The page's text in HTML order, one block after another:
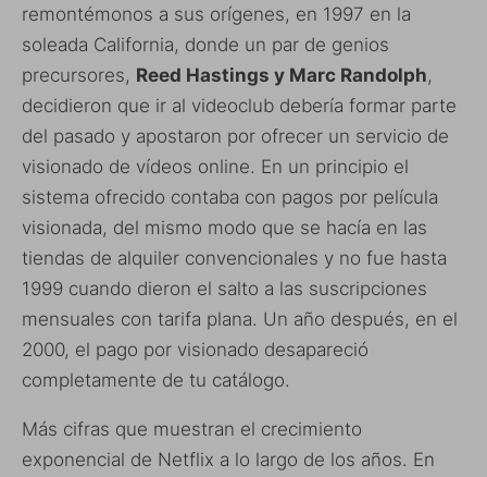
remontémonos a sus orígenes, en 1997 en la
soleada California, donde un par de genios
precursores, Reed Hastings y Marc Randolph,
decidieron que ir al videoclub debería formar parte
del pasado y apostaron por ofrecer un servicio de
visionado de vídeos online. En un principio el
sistema ofrecido contaba con pagos por película
visionada, del mismo modo que se hacía en las
tiendas de alquiler convencionales y no fue hasta
1999 cuando dieron el salto a las suscripciones
mensuales con tarifa plana. Un año después, en el
2000, el pago por visionado desapareció
completamente de tu catálogo.
Más cifras que muestran el crecimiento
exponencial de Netflix a lo largo de los años. En